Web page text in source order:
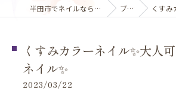
半田市でネイルならNail Salon 花梨 ブログ くすみカラ
くすみカラーネイル✨大人
ネイル✨
2023/03/22